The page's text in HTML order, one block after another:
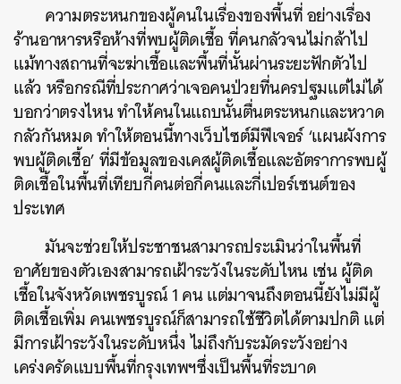
ความตระหนกของผู้คนในเรื่องของพื้นที่ อย่างเรื่อง
ร้านอาหารหรือห้างที่พบผู้ติดเชื้อ ที่คนกลัวจนไม่กล้าไป
แม้ทางสถานที่จะฆ่าเชื้อและพื้นที่นั้นผ่านระยะฟักตัวไป
แล้ว หรือกรณีที่ประกาศว่าเจอคนป่วยที่นครปฐมแต่ไม่ได้
บอกว่าตรงไหน ทำให้คนในแถบนั้นตื่นตระหนกและหวาด
กลัวกันหมด ทำให้ตอนนี้ทางเว็บไซต์มีฟีเจอร์ ‘แผนผังการ
พบผู้ติดเชื้อ’ ที่มีข้อมูลของเคสผู้ติดเชื้อและอัตราการพบผู้
ติดเชื้อในพื้นที่เทียบกี่คนต่อกี่คนและกี่เปอร์เซนต์ของ
ประเทศ
มันจะช่วยให้ประชาชนสามารถประเมินว่าในพื้นที่
อาศัยของตัวเองสามารถเฝ้าระวังในระดับไหน เช่น ผู้ติด
เชื้อในจังหวัดเพชรบูรณ์ 1 คน แต่มาจนถึงตอนนี้ยังไม่มีผู้
ติดเชื้อเพิ่ม คนเพชรบูรณ์ก็สามารถใช้ชีวิตได้ตามปกติ แต่
มีการเฝ้าระวังในระดับหนึ่ง ไม่ถึงกับระมัดระวังอย่าง
เคร่งครัดแบบพื้นที่กรุงเทพฯซึ่งเป็นพื้นที่ระบาด